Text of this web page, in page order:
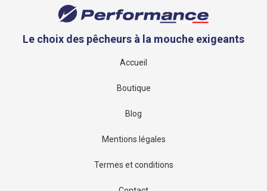
Le choix des pêcheurs à la mouche exigeants
Accueil
Boutique
Blog
Mentions légales
Termes et conditions